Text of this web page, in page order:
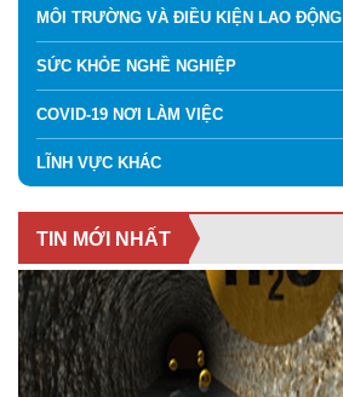
MÔI TRƯỜNG VÀ ĐIỀU KIỆN LAO ĐỘNG
SỨC KHỎE NGHỀ NGHIỆP
COVID-19 NƠI LÀM VIỆC
LĨNH VỰC KHÁC
TIN MỚI NHẤT